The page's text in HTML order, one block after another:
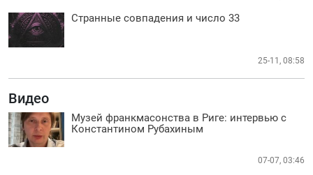
Странные совпадения и число 33
25-11, 08:58
Видео
Музей франкмасонства в Риге: интервью с
Константином Рубахиным
07-07, 03:46